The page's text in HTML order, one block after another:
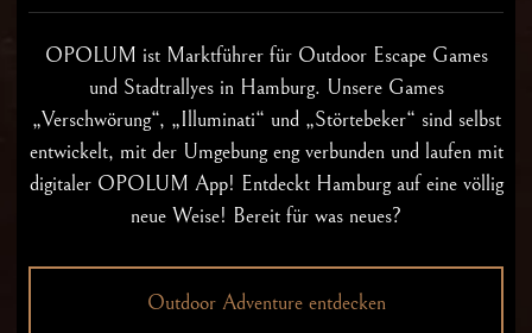
OPOLUM ist Marktführer für Outdoor Escape Games
und Stadtrallyes in Hamburg. Unsere Games
„Verschwörung“, „Illuminati“ und „Störtebeker“ sind selbst
entwickelt, mit der Umgebung eng verbunden und laufen mit
digitaler OPOLUM App! Entdeckt Hamburg auf eine völlig
neue Weise! Bereit für was neues?
Outdoor Adventure entdecken